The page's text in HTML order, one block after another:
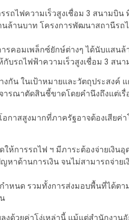
ถไฟความเร็วสูงเชื่อม 3 สนามบิน
นล้านบาท โครงการพัฒนาสถานีร
รคอมเพล็กซ์ยักษ์ต่างๆ ได้นับแสน
บรถไฟฟ้าความเร็วสูงเชื่อม 3 สน
กัน ในเป้าหมายและวัตถุประสง
ารณาตัดสินชี้ขาดโดยคำนึงถึงแต่เ
กาสสูงมากที่ภาครัฐอาจต้องเสียค่
การรถไฟ ฯ มีภาระต้องจ่ายเงิน
หาด้านการเงิน จนไม่สามารถจ่า
ำหนด รวมทั้งการส่งมอบพื้นที่ได้ต
งด้วยค่าโง่เหล่านี้ แม้แต่สำนักงาน